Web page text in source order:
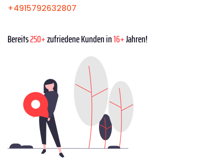
+4915792632807
Bereits250+zufriedene Kunden in16+Jahren!